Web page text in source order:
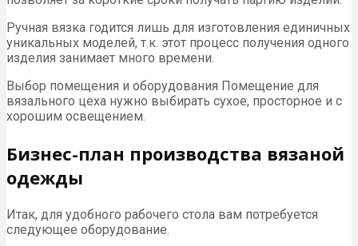
Ручная вязка годится лишь для изготовления единичных
уникальных моделей, т.к. этот процесс получения одного
изделия занимает много времени.
Выбор помещения и оборудования Помещение для
вязального цеха нужно выбирать сухое, просторное и с
хорошим освещением.
Бизнес-план производства вязаной
одежды
Итак, для удобного рабочего стола вам потребуется
следующее оборудование.